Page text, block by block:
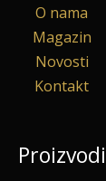
O nama
Magazin
Novosti
Kontakt
Proizvodi